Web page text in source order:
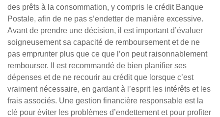
des prêts à la consommation, y compris le crédit Banque
Postale, afin de ne pas s’endetter de manière excessive.
Avant de prendre une décision, il est important d’évaluer
soigneusement sa capacité de remboursement et de ne
pas emprunter plus que ce que l’on peut raisonnablement
rembourser. Il est recommandé de bien planifier ses
dépenses et de ne recourir au crédit que lorsque c’est
vraiment nécessaire, en gardant à l’esprit les intérêts et les
frais associés. Une gestion financière responsable est la
clé pour éviter les problèmes d’endettement et pour profiter